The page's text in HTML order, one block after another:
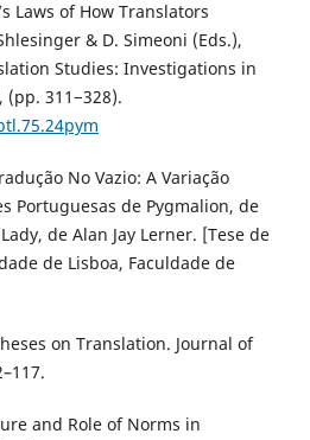
Laws of How Translators
& D. Simeoni (Eds.),
Studies: Investigations in
(pp. 311−328).
No Vazio: A Variação
Portuguesas de Pygmalion, de
de Alan Jay Lerner. [Tese de
de Lisboa, Faculdade de
on Translation. Journal of
and Role of Norms in